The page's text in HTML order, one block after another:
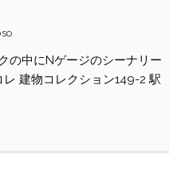
の中にNゲージのシーナリー
建物コレクション149-2 駅